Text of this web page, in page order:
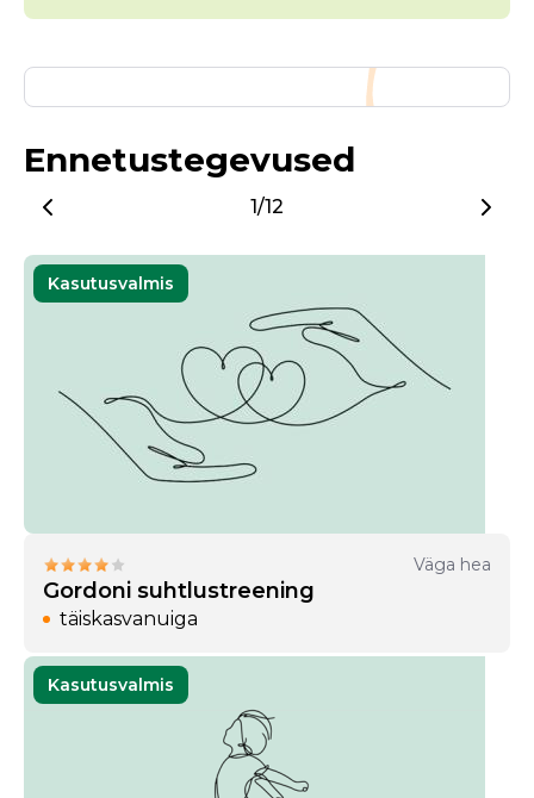
Ennetustegevused
1/12
Kasutusvalmis
Väga hea
Gordoni suhtlustreening
täiskasvanuiga
Kasutusvalmis